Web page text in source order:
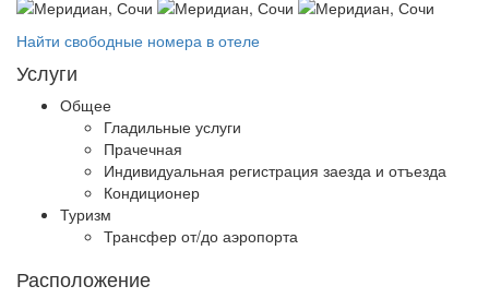
Найти свободные номера в отеле
Услуги
Общее
Гладильные услуги
Прачечная
Индивидуальная регистрация заезда и отъезда
Кондиционер
Туризм
Трансфер от/до аэропорта
Расположение